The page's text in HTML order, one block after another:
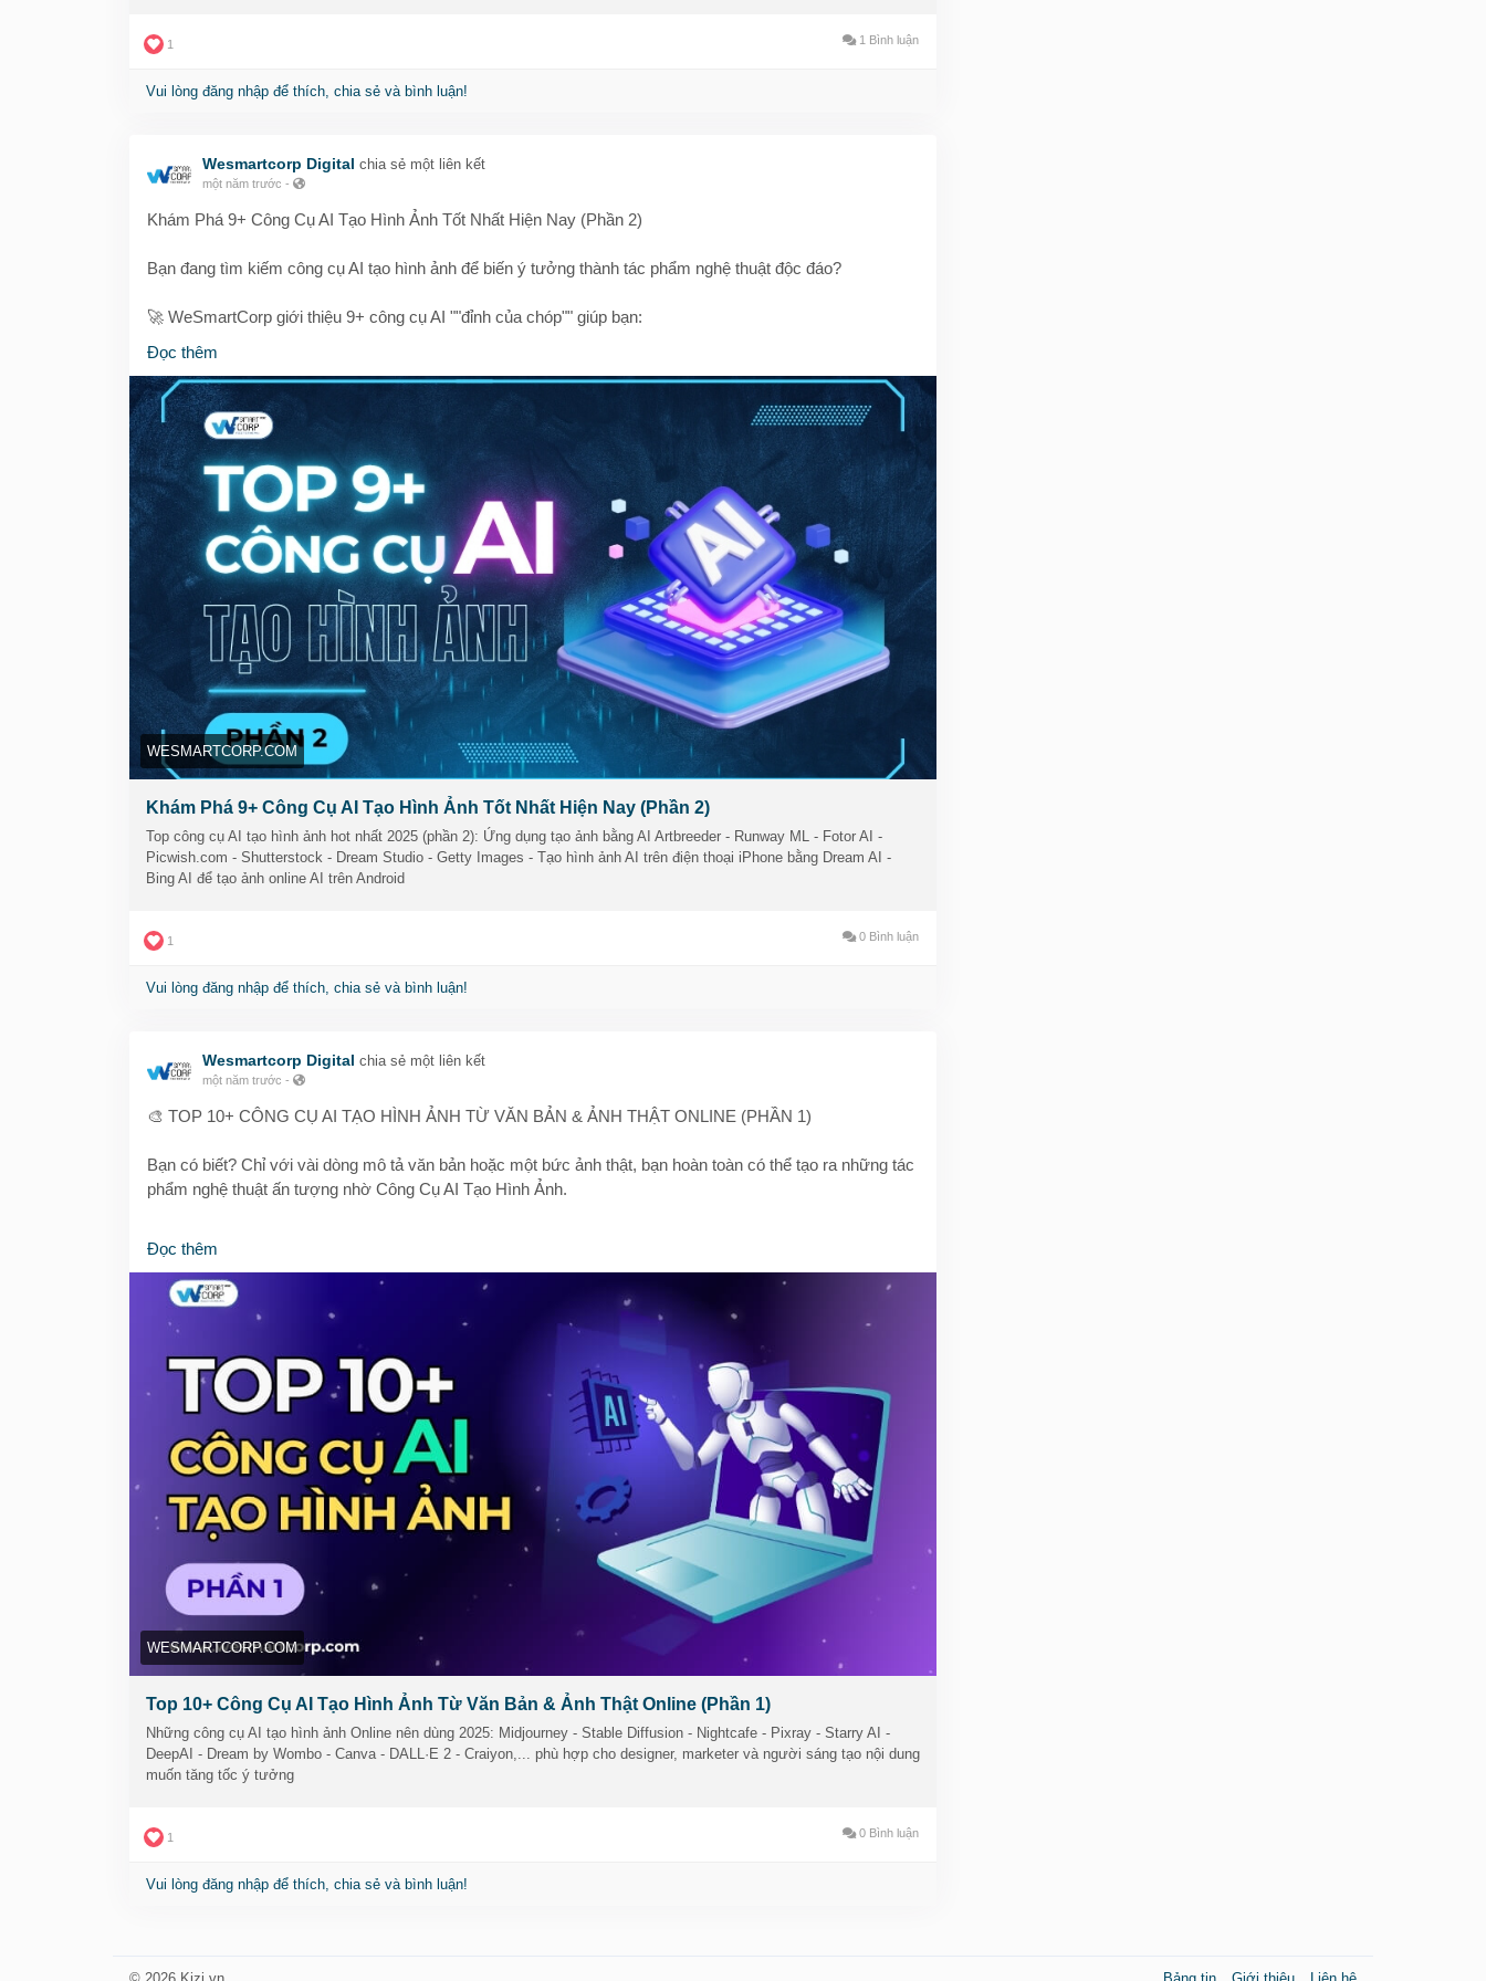
1 1 Bình luận
Vui lòng đăng nhập để thích, chia sẻ và bình luận!
Wesmartcorp Digital chia sẻ một liên kết
một năm trước -
Khám Phá 9+ Công Cụ AI Tạo Hình Ảnh Tốt Nhất Hiện Nay (Phần 2)
Bạn đang tìm kiếm công cụ AI tạo hình ảnh để biến ý tưởng thành tác phẩm nghệ thuật độc đáo?
🚀 WeSmartCorp giới thiệu 9+ công cụ AI ""đỉnh của chóp"" giúp bạn:
🎨 Tùy biến sáng tạo với Artbreeder, PicWish
📷 Chỉnh sửa ảnh, video chuyên nghiệp cùng Runway ML
🏢 Dành cho doanh nghiệp? Có ngay Getty Images và Shutterstock hỗ trợ bản quyền chuẩn chỉnh
📱 Tạo ảnh nhanh gọn ngay trên điện thoại cùng Bing Image Creator
Từ thiết kế, content marketing đến truyền thông mạng xã hội – bạn không thể thiếu các công cụ AI này!
👉 Xem chi tiết từng công cụ tại đây:
https://wesmartcorp.com/ai-tri-tue-nhan-tao/cong-cu-ai-tao-hinh-anh-tot-nhat-phan-2/
#congcuaitaohinhanh #taohinhanhbangai #aitaohinhanh #thietkehinhanhai #congcuai
#hinhanhvangchatluong #taohinhanhtudulieu #congcutudonghoa #taisinhnoidung #wesmartcorp
Đọc thêm
WESMARTCORP.COM
Khám Phá 9+ Công Cụ AI Tạo Hình Ảnh Tốt Nhất Hiện Nay (Phần 2)
Top công cụ AI tạo hình ảnh hot nhất 2025 (phần 2): Ứng dụng tạo ảnh bằng AI Artbreeder - Runway ML - Fotor AI -
Picwish.com - Shutterstock - Dream Studio - Getty Images - Tạo hình ảnh AI trên điện thoại iPhone bằng Dream AI -
Bing AI để tạo ảnh online AI trên Android
1 0 Bình luận
Vui lòng đăng nhập để thích, chia sẻ và bình luận!
Wesmartcorp Digital chia sẻ một liên kết
một năm trước -
🎨 TOP 10+ CÔNG CỤ AI TẠO HÌNH ẢNH TỪ VĂN BẢN & ẢNH THẬT ONLINE (PHẦN 1)
Bạn có biết? Chỉ với vài dòng mô tả văn bản hoặc một bức ảnh thật, bạn hoàn toàn có thể tạo ra những tác
phẩm nghệ thuật ấn tượng nhờ Công Cụ AI Tạo Hình Ảnh.
Diffusion đến Canva, DALL·E 2...
Dù bạn là designer, content creator hay marketer, các công cụ này sẽ giúp bạn tiết kiệm thời gian, bùng nổ
ý tưởng và nâng cấp chất lượng hình ảnh chỉ trong tích tắc!
💡 Có cả công cụ miễn phí & trả phí, phù hợp cho cả người mới bắt đầu và dân chuyên nghiệp:
✅ Biến văn bản thành tranh nghệ thuật
✅ Tùy chọn phong cách, độ chi tiết
✅ Hỗ trợ AI tạo logo, minh họa, thuyết trình...
👉 Đọc ngay bài viết chi tiết để khám phá từng công cụ:
🔗https://wesmartcorp.com/ai-tri-tue-nhan-tao/cong-cu-ai-tao-hinh-anh-online-van-ban-anh-that/
#aitaohinhanh #thietkehinhanhai
#hinhanhvangchatluong
#taohinhanhtudulieu #taisinhnoidung #wesmartcorp
Đọc thêm
WESMARTCORP.COM
Top 10+ Công Cụ AI Tạo Hình Ảnh Từ Văn Bản & Ảnh Thật Online (Phần 1)
Những công cụ AI tạo hình ảnh Online nên dùng 2025: Midjourney - Stable Diffusion - Nightcafe - Pixray - Starry AI -
DeepAI - Dream by Wombo - Canva - DALL·E 2 - Craiyon,... phù hợp cho designer, marketer và người sáng tạo nội dung
muốn tăng tốc ý tưởng
1 0 Bình luận
Vui lòng đăng nhập để thích, chia sẻ và bình luận!